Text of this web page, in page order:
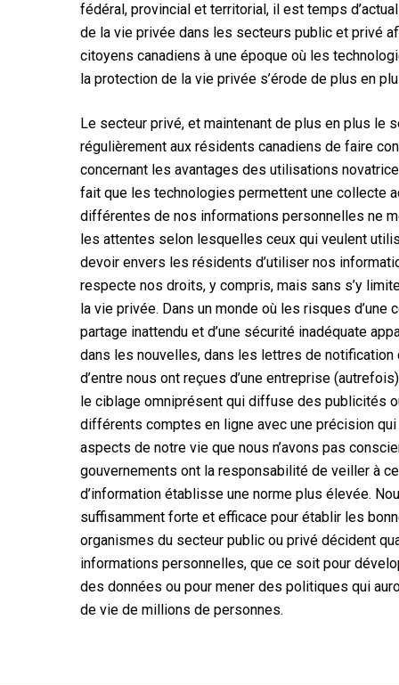
fédéral, provincial et territorial, il est temps
de la vie privée dans les secteurs public et privé
citoyens canadiens à une époque où les
la protection de la vie privée s’érode de plus en
Le secteur privé, et maintenant de plus en plus le
régulièrement aux résidents canadiens de faire
concernant les avantages des utilisations
fait que les technologies permettent une collecte
différentes de nos informations personnelles ne
les attentes selon lesquelles ceux qui veulent
devoir envers les résidents d’utiliser nos
respecte nos droits, y compris, mais sans s’y
la vie privée. Dans un monde où les risques d’une
partage inattendu et d’une sécurité inadéquate
dans les nouvelles, dans les lettres de notification
d’entre nous ont reçues d’une entreprise
le ciblage omniprésent qui diffuse des publicités
différents comptes en ligne avec une précision
aspects de notre vie que nous n’avons pas
gouvernements ont la responsabilité de veiller à
d’information établisse une norme plus élevée.
suffisamment forte et efficace pour établir les
organismes du secteur public ou privé décident
informations personnelles, que ce soit pour
des données ou pour mener des politiques qui
de vie de millions de personnes.